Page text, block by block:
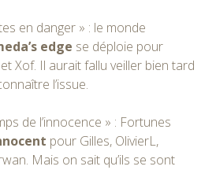
en danger » : le monde
edge se déploie pour
Xof. Il aurait fallu veiller bien tard
l’issue.
de l’innocence » : Fortunes
pour Gilles, OlivierL,
Mais on sait qu’ils se sont